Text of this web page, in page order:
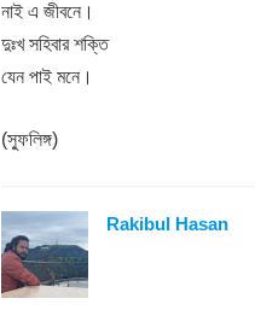
নাই এ জীবনে।
দুঃখ সহিবার শক্তি
যেন পাই মনে।
(স্ফুলিঙ্গ)
Rakibul Hasan